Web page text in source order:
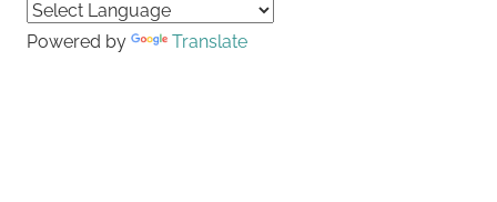
Powered by Translate